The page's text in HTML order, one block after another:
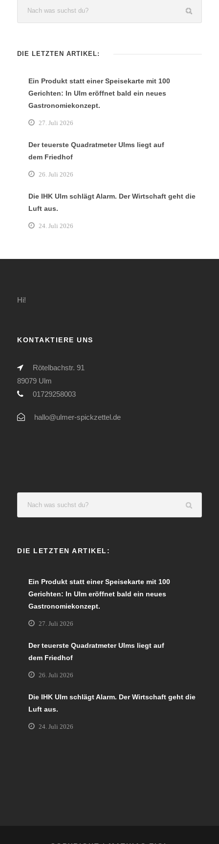
DIE LETZTEN ARTIKEL:
Ein Produkt statt einer Speisekarte mit 100
Gerichten: In Ulm eröffnet bald ein neues
Gastronomiekonzept.
27. Juli 2026
Der teuerste Quadratmeter Ulms liegt auf
dem Friedhof
26. Juli 2026
Die IHK Ulm schlägt Alarm. Der Wirtschaft geht die
Luft aus.
24. Juli 2026
Hi!
KONTAKTIERE UNS
Rötelbachstr. 91
89079 Ulm
01729258003
hallo@ulmer-spickzettel.de
DIE LETZTEN ARTIKEL:
Ein Produkt statt einer Speisekarte mit 100
Gerichten: In Ulm eröffnet bald ein neues
Gastronomiekonzept.
27. Juli 2026
Der teuerste Quadratmeter Ulms liegt auf
dem Friedhof
26. Juli 2026
Die IHK Ulm schlägt Alarm. Der Wirtschaft geht die
Luft aus.
24. Juli 2026